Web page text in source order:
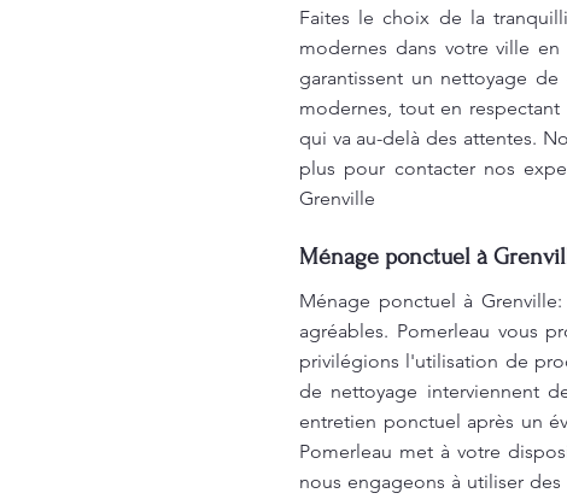
Faites le choix de la
modernes dans votre ville
garantissent un nettoyage
modernes, tout en
qui va au-delà des attentes.
plus pour contacter nos
Grenville
Ménage ponctuel à
Ménage ponctuel à
agréables. Pomerleau vous
privilégions l'utilisation de
de nettoyage interviennent
entretien ponctuel après un
Pomerleau met à votre
nous engageons à utiliser